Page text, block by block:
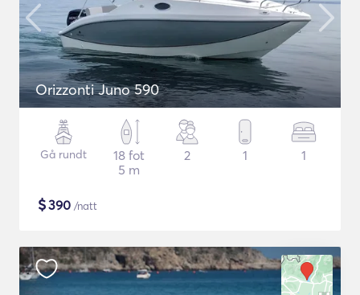
Orizzonti Juno 590
Gå rundt
18 fot
5 m
2 1 1
$390 /natt